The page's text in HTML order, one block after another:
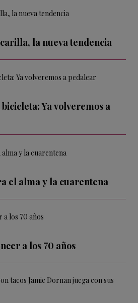
la nueva tendencia
Ya volveremos a
el alma y la cuarentena
a los 70 años